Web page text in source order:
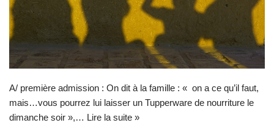
A/ première admission : On dit à la famille : « on a ce qu’il faut,
mais…vous pourrez lui laisser un Tupperware de nourriture le
dimanche soir »,… Lire la suite »